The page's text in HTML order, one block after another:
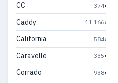
CC 374›
Caddy 11.166›
California 584›
Caravelle 335›
Corrado 938›